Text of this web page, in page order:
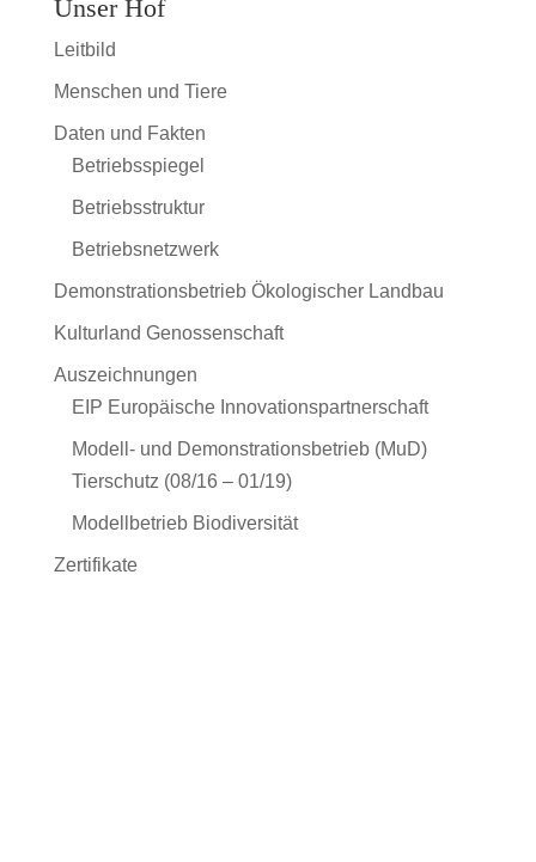
Unser Hof
Leitbild
Menschen und Tiere
Daten und Fakten
Betriebsspiegel
Betriebsstruktur
Betriebsnetzwerk
Demonstrationsbetrieb Ökologischer Landbau
Kulturland Genossenschaft
Auszeichnungen
EIP Europäische Innovationspartnerschaft
Modell- und Demonstrationsbetrieb (MuD)
Tierschutz (08/16 – 01/19)
Modellbetrieb Biodiversität
Zertifikate